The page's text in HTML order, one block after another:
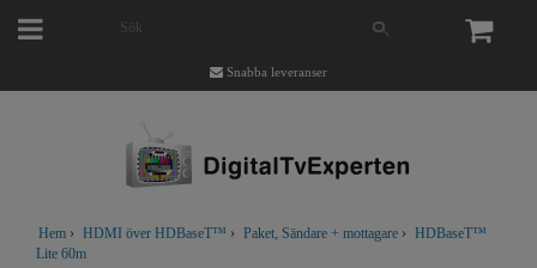
Snabba leveranser
Hem › HDMI över HDBaseT™ › Paket, Sändare + mottagare › HDBaseT™
Lite 60m